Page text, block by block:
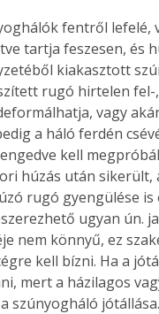
az
Old
új,
egyedi
vagy
is
Együtt
Bővebb
Együtt jobban
könyvek
párosítással
áron, 0 Ft
fentről
tartja feszesen, és
kiakasztott
rugó hirtelen fel-
vagy
a háló ferdén
kell
húzás után
rugó gyengülése
ugyan ún.
nem könnyű, ez
kell bízni. Ha a
mert a házilagos
szúnyogháló jótállása.